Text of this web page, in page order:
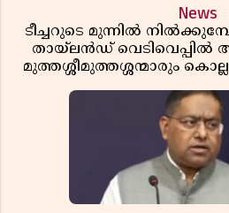
News
ടീച്ചറുടെ മുന്നിൽ
തായ്‌ലൻഡ്
മുത്തശ്ശീമുത്തശ്ശന്മാരും